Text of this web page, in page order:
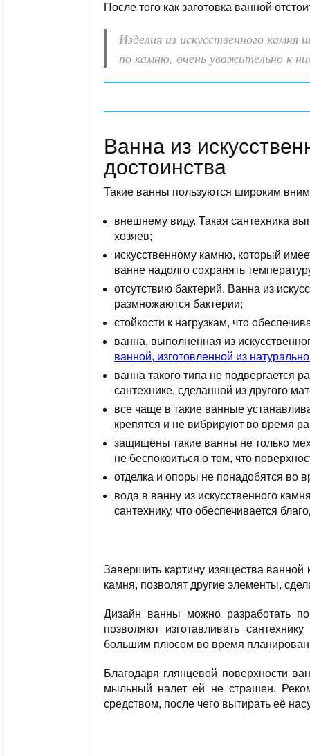
После того как заготовка ванной
Изделия из искусственного
по камню, очень уважительно к
Ванна из
достоинства
Такие ванны пользуются широким
внешнему виду. Такая сантехника
хозяев;
искусственному камню, который
ванне надолго сохранять
отсутствию бактерий. Ванна из
размножаются бактерии;
стойкости к нагрузкам, что
ванна, выполненная из
ванной, изготовленной из
ванна такого типа не подвергается
сантехнике, сделанной из другого
все чаще в такие ванные
крепятся и не вибрируют во время
защищены такие ванны не только
не беспокоиться о том, что
отделка и опоры не понадобятся во
вода в ванну из искусственного
сантехнику, что обеспечивается
Завершить картину изящества ванной
камня, позволят другие элементы,
Дизайн ванны можно разработать
позволяют изготавливать
большим плюсом во время
Благодаря глянцевой поверхности
мыльный налет ей не страшен.
средством, после чего вытирать её